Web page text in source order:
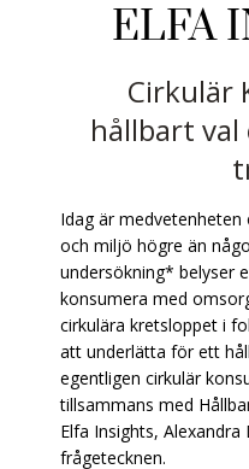
ELFA
Cirkulär
hållbart
Idag är
och miljö högre än
undersökning* belyser
konsumera med
cirkulära kretsloppet i
att underlätta för ett
egentligen cirkulär
tillsammans med
Elfa Insights,
frågetecknen.